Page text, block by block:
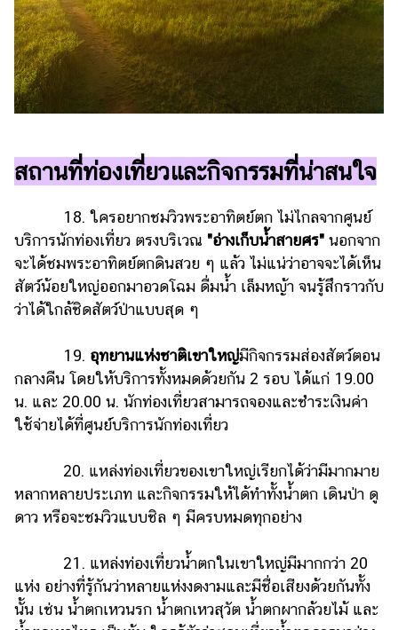
สถานที่ท่องเที่ยวและกิจกรรมที่น่าสนใจ
18. ใครอยากชมวิวพระอาทิตย์ตก ไม่ไกลจากศูนย์
บริการนักท่องเที่ยว ตรงบริเวณ "อ่างเก็บน้ำสายศร" นอกจาก
จะได้ชมพระอาทิตย์ตกดินสวย ๆ แล้ว ไม่แน่ว่าอาจจะได้เห็น
สัตว์น้อยใหญ่ออกมาอวดโฉม ดื่มน้ำ เล็มหญ้า จนรู้สึกราวกับ
ว่าได้ใกล้ชิดสัตว์ป่าแบบสุด ๆ
19. อุทยานแห่งชาติเขาใหญ่มีกิจกรรมส่องสัตว์ตอน
กลางคืน โดยให้บริการทั้งหมดด้วยกัน 2 รอบ ได้แก่ 19.00
น. และ 20.00 น. นักท่องเที่ยวสามารถจองและชำระเงินค่า
ใช้จ่ายได้ที่ศูนย์บริการนักท่องเที่ยว
20. แหล่งท่องเที่ยวของเขาใหญ่เรียกได้ว่ามีมากมาย
หลากหลายประเภท และกิจกรรมให้ได้ทำทั้งน้ำตก เดินป่า ดู
ดาว หรือจะชมวิวแบบชิล ๆ มีครบหมดทุกอย่าง
21. แหล่งท่องเที่ยวน้ำตกในเขาใหญ่มีมากกว่า 20
แห่ง อย่างที่รู้กันว่าหลายแห่งงดงามและมีชื่อเสียงด้วยกันทั้ง
นั้น เช่น น้ำตกเหวนรก น้ำตกเหวสุวัต น้ำตกผากล้วยไม้ และ